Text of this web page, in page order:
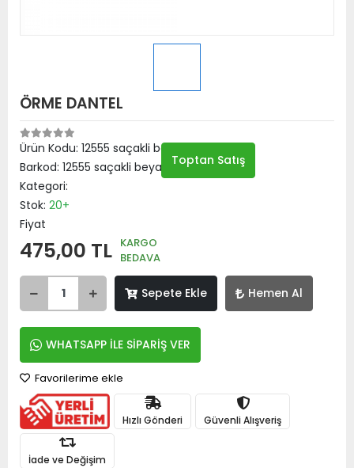
ÖRME DANTEL
Ürün Kodu: 12555 saçakli beyaz
Barkod: 12555 saçakli beyaz
Kategori:
Stok: 20+
Fiyat
475,00 TL KARGO
BEDAVA
Sepete Ekle Hemen Al
WHATSAPP İLE SİPARİŞ VER
Toptan Satış
Favorilerime ekle
Hızlı Gönderi Güvenli Alışveriş
İade ve Değişim